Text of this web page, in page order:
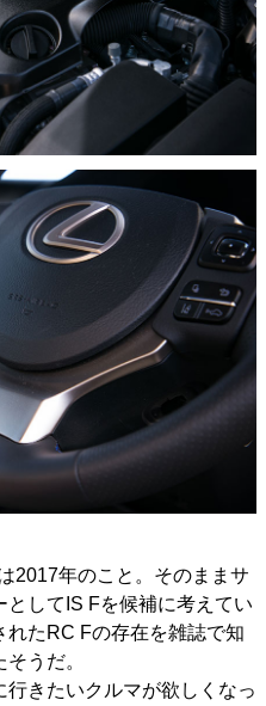
2017年のこと。そのままサ
してIS Fを候補に考えてい
たRC Fの存在を雑誌で知
うだ。
きたいクルマが欲しくなっ